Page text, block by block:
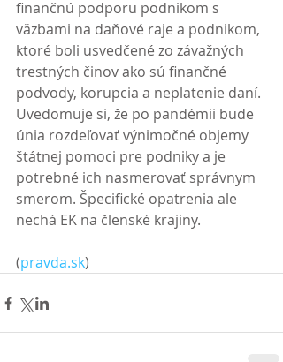
finančnú podporu podnikom s
väzbami na daňové raje a podnikom,
ktoré boli usvedčené zo závažných
trestných činov ako sú finančné
podvody, korupcia a neplatenie daní.
Uvedomuje si, že po pandémii bude
únia rozdeľovať výnimočné objemy
štátnej pomoci pre podniky a je
potrebné ich nasmerovať správnym
smerom. Špecifické opatrenia ale
nechá EK na členské krajiny.
(pravda.sk)